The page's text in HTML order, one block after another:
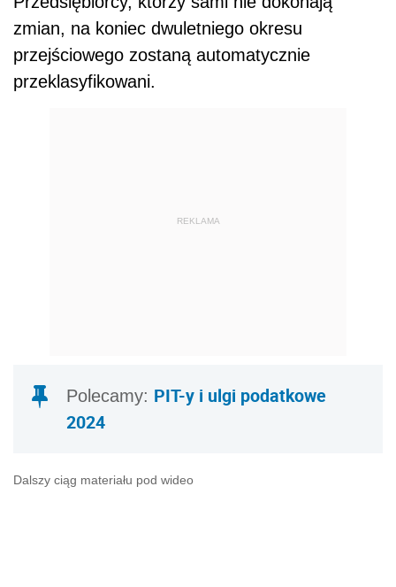
zmian, na koniec dwuletniego okresu
przejściowego zostaną automatycznie
przeklasyfikowani.
REKLAMA
Polecamy: PIT-y i ulgi podatkowe
2024
Dalszy ciąg materiału pod wideo